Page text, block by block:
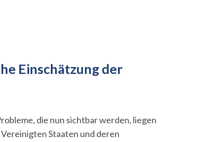
Einschätzung der
die nun sichtbar werden, liegen
Staaten und deren